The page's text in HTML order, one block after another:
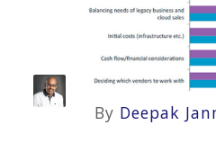
By Deepak